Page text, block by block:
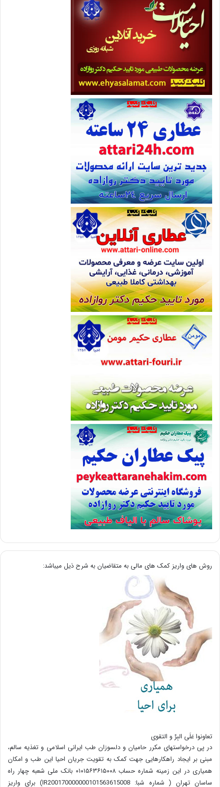
روش های واریز کمک های مالی به متقاضیان به شرح ذیل میباشد:
تعاونوا عَلَی البِرِّ و التقوی
در پی درخواستهای مکرر حامیان و دلسوزان طب ایرانی اسلامی و تغذیه سالم،
مبنی بر ایجاد راهکارهایی جهت کمک به تقویت جریان احیا این طب و امکان
همیاری در این زمینه شماره حساب ۰۱۰۱۵۶۳۶۱۵۰۰۸ بانک ملی شعبه چهار راه
ساسان تهران ( شماره شبا: IR200170000000101563615008) برای واریز